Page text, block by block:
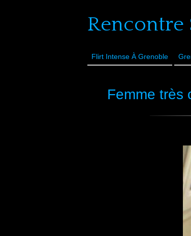
Rencontre
Flirt Intense À Grenoble
Femme très